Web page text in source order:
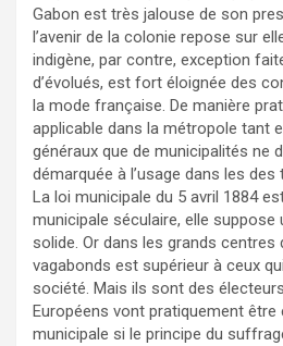
Gabon est très jalouse de son
l’avenir de la colonie repose sur
indigène, par contre, exception
d’évolués, est fort éloignée des
la mode française. De manière
applicable dans la métropole tant
généraux que de municipalités ne
démarquée à l’usage dans les des
La loi municipale du 5 avril 1884
municipale séculaire, elle suppose
solide. Or dans les grands centres
vagabonds est supérieur à ceux
société. Mais ils sont des
Européens vont pratiquement être
municipale si le principe du